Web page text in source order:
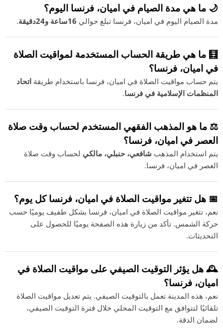
🌙 ما هي مدة الصيام في اميان، فرنسا اليوم؟
مدة الصيام اليوم في اميان، فرنسا تبلغ حوالي 16ساعة و24دقيقة .
🧮 ما هي طريقة الحساب المستخدمة لمواقيت الصلاة
في اميان، فرنسا؟
يتم حساب مواقيت الصلاة في اميان، فرنسا باستخدام طريقة اتحاد
المنظمات الإسلامية في فرنسا.
⚖️ ما هو المذهب الفقهي المستخدم لحساب وقت صلاة
العصر في اميان، فرنسا؟
يتم استخدام المذهب شافعي، حنبلي، مالكي لحساب وقت صلاة
العصر في اميان، فرنسا.
📅 هل تتغير مواقيت الصلاة في اميان، فرنسا كل يوم؟
نعم، تتغير مواقيت الصلاة في اميان، فرنسا بشكل طفيف يوميًا حسب
حركة الشمس. تأكد من زيارة هذه الصفحة يوميًا للحصول على
التحديثات.
🕰️ هل يؤثر التوقيت الصيفي على مواقيت الصلاة في
اميان، فرنسا؟
نعم، هذه المدينة تعمل بالتوقيت الصيفي. يتم تعديل مواقيت الصلاة
تلقائيًا لتتوافق مع التوقيت المحلي خلال فترة التوقيت الصيفي،
لضمان الدقة.